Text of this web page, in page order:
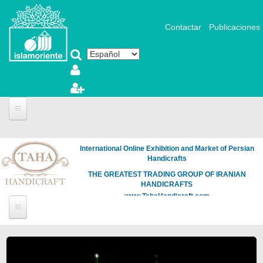
Pasar al contenido principal
Contactar Publicaciones
International Online Exhibition and Market of Persian
Handicrafts
THE GREATEST TRADING GROUP OF IRANIAN
HANDICRAFTS
www.TahaHandicraft.com